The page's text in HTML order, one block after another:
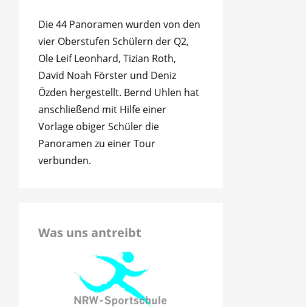
Die 44 Panoramen wurden von den
vier Oberstufen Schülern der Q2,
Ole Leif Leonhard, Tizian Roth,
David Noah Förster und Deniz
Özden hergestellt. Bernd Uhlen hat
anschließend mit Hilfe einer
Vorlage obiger Schüler die
Panoramen zu einer Tour
verbunden.
Was uns antreibt